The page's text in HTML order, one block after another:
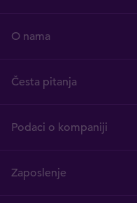
O nama
Česta pitanja
Podaci o kompaniji
Zaposlenje